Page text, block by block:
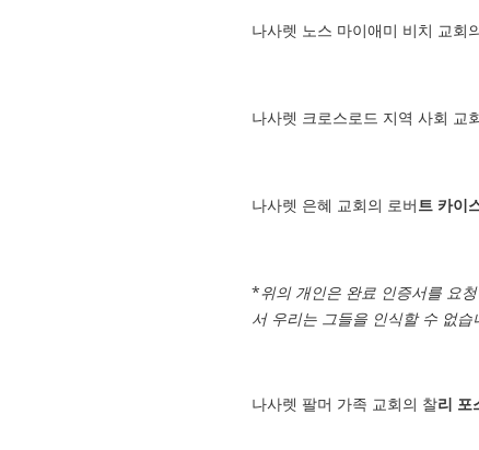
나사렛 노스 마이애미 비치 교회
나사렛 크로스로드 지역 사회 교
나사렛 은혜 교회의 로버트 카이
*위의 개인은 완료 인증서를 요
서 우리는 그들을 인식할 수 없습
나사렛 팔머 가족 교회의 찰리 포